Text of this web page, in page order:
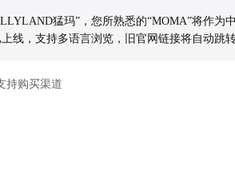
猛玛”，您所熟悉的“MOMA”将作为
线，支持多语言浏览，旧官网链接将自动跳
持购买渠道